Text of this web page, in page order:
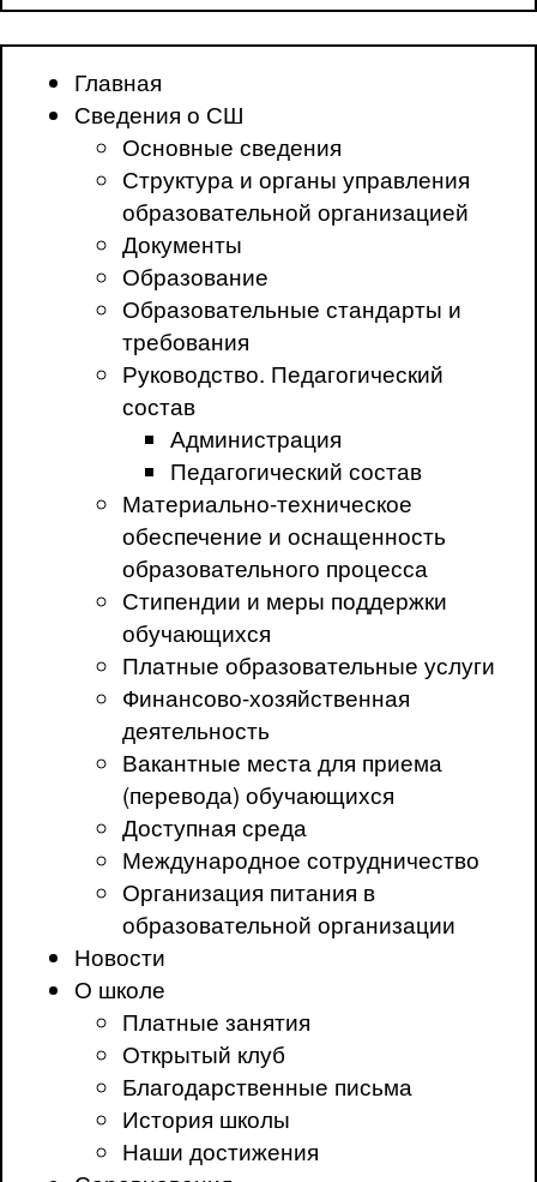
Главная
Сведения о СШ
Основные сведения
Структура и органы управления
образовательной организацией
Документы
Образование
Образовательные стандарты и
требования
Руководство. Педагогический
состав
Администрация
Педагогический состав
Материально-техническое
обеспечение и оснащенность
образовательного процесса
Стипендии и меры поддержки
обучающихся
Платные образовательные услуги
Финансово-хозяйственная
деятельность
Вакантные места для приема
(перевода) обучающихся
Доступная среда
Международное сотрудничество
Организация питания в
образовательной организации
Новости
О школе
Платные занятия
Открытый клуб
Благодарственные письма
История школы
Наши достижения